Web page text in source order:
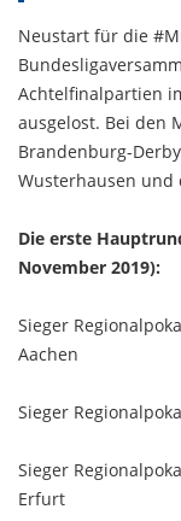
Neustart für die
Achtelfinalpartien
ausgelost. Bei den
Brandenburg-
Wusterhausen und
Die erste
November 2019):
Sieger
Aachen
Sieger
Sieger
Erfurt